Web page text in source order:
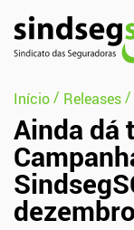
Pular Navegação (s)
Início/ Releases/
Ainda dá
dezembro